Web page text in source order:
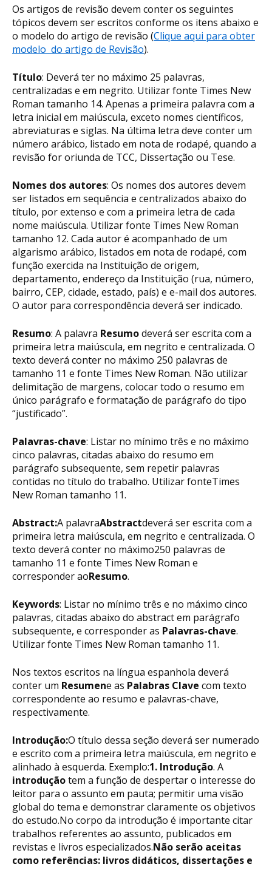
Os artigos de revisão devem conter os seguintes
tópicos devem ser escritos conforme os itens abaixo e
o modelo do artigo de revisão (Clique aqui para obter
modelo do artigo de Revisão).
Título: Deverá ter no máximo 25 palavras,
centralizadas e em negrito. Utilizar fonte Times New
Roman tamanho 14. Apenas a primeira palavra com a
letra inicial em maiúscula, exceto nomes científicos,
abreviaturas e siglas. Na última letra deve conter um
número arábico, listado em nota de rodapé, quando a
revisão for oriunda de TCC, Dissertação ou Tese.
Nomes dos autores: Os nomes dos autores devem
ser listados em sequência e centralizados abaixo do
título, por extenso e com a primeira letra de cada
nome maiúscula. Utilizar fonte Times New Roman
tamanho 12. Cada autor é acompanhado de um
algarismo arábico, listados em nota de rodapé, com
função exercida na Instituição de origem,
departamento, endereço da Instituição (rua, número,
bairro, CEP, cidade, estado, país) e e-mail dos autores.
O autor para correspondência deverá ser indicado.
Resumo: A palavra Resumodeverá ser escrita com a
primeira letra maiúscula, em negrito e centralizada. O
texto deverá conter no máximo 250 palavras de
tamanho 11 e fonte Times New Roman. Não utilizar
delimitação de margens, colocar todo o resumo em
único parágrafo e formatação de parágrafo do tipo
“justificado”.
Palavras-chave: Listar no mínimo três e no máximo
cinco palavras, citadas abaixo do resumo em
parágrafo subsequente, sem repetir palavras
contidas no título do trabalho. Utilizar fonteTimes
New Roman tamanho 11.
Abstract:A palavraAbstractdeverá ser escrita com a
primeira letra maiúscula, em negrito e centralizada. O
texto deverá conter no máximo250 palavras de
tamanho 11 e fonte Times New Roman e
corresponder aoResumo.
Keywords: Listar no mínimo três e no máximo cinco
palavras, citadas abaixo do abstract em parágrafo
subsequente, e corresponder as Palavras-chave.
Utilizar fonte Times New Roman tamanho 11.
Nos textos escritos na língua espanhola deverá
conter um Resumene as Palabras Clave com texto
correspondente ao resumo e palavras-chave,
respectivamente.
Introdução:O título dessa seção deverá ser numerado
e escrito com a primeira letra maiúscula, em negrito e
alinhado à esquerda. Exemplo:1. Introdução. A
introduçãotem a função de despertar o interesse do
leitor para o assunto em pauta; permitir uma visão
global do tema e demonstrar claramente os objetivos
do estudo.No corpo da introdução é importante citar
trabalhos referentes ao assunto, publicados em
revistas e livros especializados.Não serão aceitas
como referências: livros didáticos, dissertações e